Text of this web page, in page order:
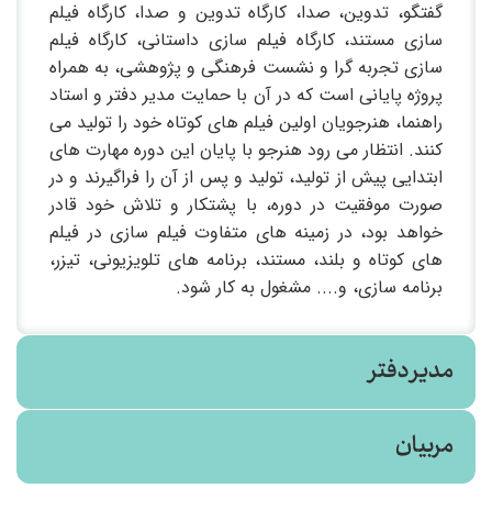
گفتگو، تدوین، صدا، کارگاه تدوین و صدا، کارگاه فیلم
سازی مستند، کارگاه فیلم سازی داستانی، کارگاه فیلم
سازی تجربه گرا و نشست فرهنگی و پژوهشی، به همراه
پروژه پایانی است که در آن با حمایت مدیر دفتر و استاد
راهنما، هنرجویان اولین فیلم های کوتاه خود را تولید می
کنند. انتظار می رود هنرجو با پایان این دوره مهارت های
ابتدایی پیش از تولید، تولید و پس از آن را فراگیرند و در
صورت موفقیت در دوره، با پشتکار و تلاش خود قادر
خواهد بود، در زمینه های متفاوت فیلم سازی در فیلم
های کوتاه و بلند، مستند، برنامه های تلویزیونی، تیزر،
برنامه سازی، و.... مشغول به کار شود.
مدیر دفتر
مربیان